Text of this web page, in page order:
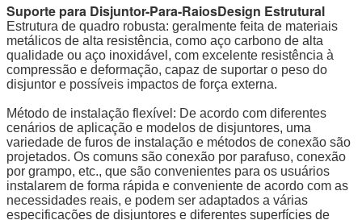
Suporte para Disjuntor-Para-RaiosDesign Estrutural
Estrutura de quadro robusta: geralmente feita de materiais
metálicos de alta resistência, como aço carbono de alta
qualidade ou aço inoxidável, com excelente resistência à
compressão e deformação, capaz de suportar o peso do
disjuntor e possíveis impactos de força externa.
Método de instalação flexível: De acordo com diferentes
cenários de aplicação e modelos de disjuntores, uma
variedade de furos de instalação e métodos de conexão são
projetados. Os comuns são conexão por parafuso, conexão
por grampo, etc., que são convenientes para os usuários
instalarem de forma rápida e conveniente de acordo com as
necessidades reais, e podem ser adaptados a várias
especificações de disjuntores e diferentes superfícies de